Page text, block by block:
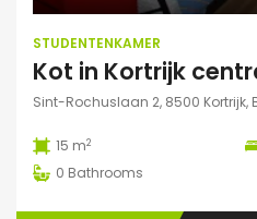
STUDENTENKAMER
Kot in Kortrijk
Sint-Rochuslaan 2, 8500 Kortrijk,
15 m2
0 Bathrooms